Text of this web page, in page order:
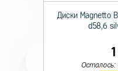
Диаметр
Диски Magnetto
d58,6